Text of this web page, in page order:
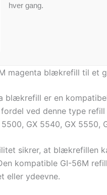
hver gang.
magenta blækrefill til et
blækrefill er en
ved denne type
GX 5540, GX 5550,
sikrer, at blækrefillen
kompatible GI-56M
eller ydeevne.